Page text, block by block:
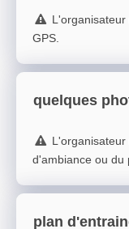
GPS.
quelques
d'ambiance ou du
plan